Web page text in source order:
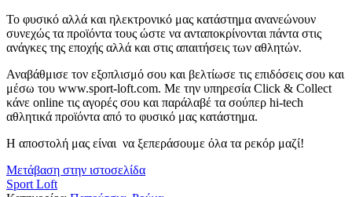
Το φυσικό αλλά και ηλεκτρονικό μας κατάστημα ανανεώνουν
συνεχώς τα προϊόντα τους ώστε να ανταποκρίνονται πάντα στις
ανάγκες της εποχής αλλά και στις απαιτήσεις των αθλητών.
Αναβάθμισε τον εξοπλισμό σου και βελτίωσε τις επιδόσεις σου και
μέσω του www.sport-loft.com. Με την υπηρεσία Click & Collect
κάνε online τις αγορές σου και παράλαβέ τα σούπερ hi-tech
αθλητικά προϊόντα από το φυσικό μας κατάστημα.
Η αποστολή μας είναι να ξεπεράσουμε όλα τα ρεκόρ μαζί!
Μετάβαση στην ιστοσελίδα
Sport Loft